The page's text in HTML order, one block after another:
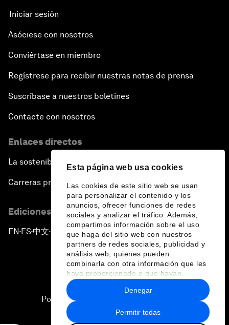
Esta página web usa cookies
Las cookies de este sitio web se usan
para personalizar el contenido y los
anuncios, ofrecer funciones de redes
sociales y analizar el tráfico. Además,
compartimos información sobre el uso
que haga del sitio web con nuestros
partners de redes sociales, publicidad y
análisis web, quienes pueden
combinarla con otra información que les
haya proporcionado o que hayan
recopilado a partir del uso que haya
hecho de sus servicios.
Permitir todas
Denegar
Iniciar sesión
Asóciese con nosotros
Conviértase en miembro
Regístrese para recibir nuestras notas de prensa
Suscríbase a nuestros boletines
Contacte con nosotros
Enlaces directos
La sostenibilidad en el Foro
Carreras profesionales
Ediciones en otros idiomas
EN ▪ES▪中文▪ 日本語
Política de privacidad y normas de uso
Sitemap